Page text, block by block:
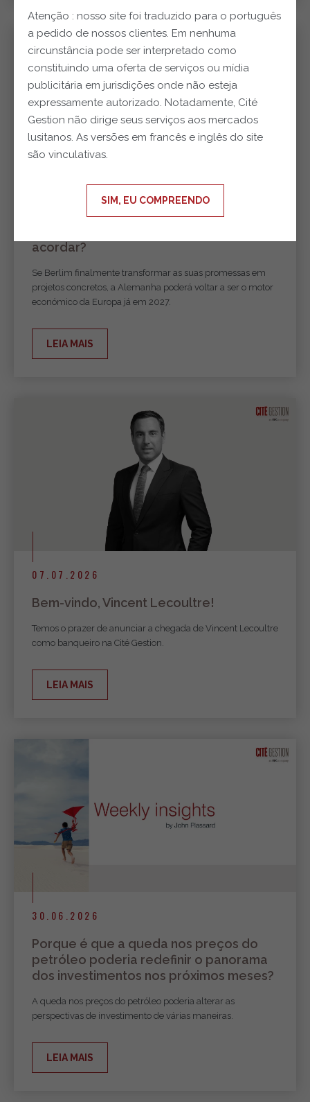
acordar?
Se Berlim finalmente transformar as suas promessas em
projetos concretos, a Alemanha poderá voltar a ser o motor
económico da Europa já em 2027.
LEIA MAIS
07.07.2026
Bem-vindo, Vincent Lecoultre!
Temos o prazer de anunciar a chegada de Vincent Lecoultre
como banqueiro na Cité Gestion.
LEIA MAIS
30.06.2026
Porque é que a queda nos preços do
petróleo poderia redefinir o panorama
dos investimentos nos próximos meses?
A queda nos preços do petróleo poderia alterar as
perspectivas de investimento de várias maneiras.
LEIA MAIS
Atenção : nosso site foi traduzido para o português
a pedido de nossos clientes. Em nenhuma
circunstância pode ser interpretado como
constituindo uma oferta de serviços ou mídia
publicitária em jurisdições onde não esteja
expressamente autorizado. Notadamente, Cité
Gestion não dirige seus serviços aos mercados
lusitanos. As versões em francês e inglês do site
são vinculativas.
SIM, EU COMPREENDO